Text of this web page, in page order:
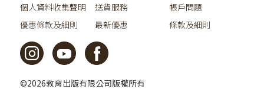
個人資料收集聲明
優惠條款及細則
送貨服務
最新優惠
帳戶問題
條款及細則
©2026教育出版有限公司版權所有